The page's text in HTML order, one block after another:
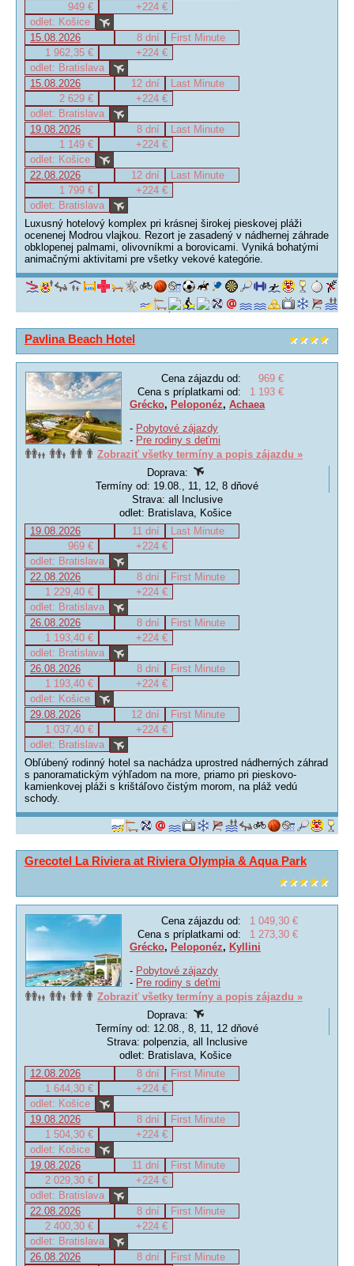
949 €
+224 €
odlet: Košice
15.08.2026
8 dní
First Minute
1 962,35 €
+224 €
odlet: Bratislava
15.08.2026
12 dní
Last Minute
2 629 €
+224 €
odlet: Bratislava
19.08.2026
8 dní
Last Minute
1 149 €
+224 €
odlet: Košice
22.08.2026
12 dní
Last Minute
1 799 €
+224 €
odlet: Bratislava
Luxusný hotelový komplex pri krásnej širokej pieskovej pláži
ocenenej Modrou vlajkou. Rezort je zasadený v nádhernej záhrade
obklopenej palmami, olivovníkmi a borovicami. Vyniká bohatými
animačnými aktivitami pre všetky vekové kategórie.
Pavlina Beach Hotel
Cena zájazdu od:
969 €
Cena s príplatkami od:
1 193 €
Grécko, Peloponéz, Achaea
- Pobytové zájazdy
- Pre rodiny s deťmi
Zobraziť všetky termíny a popis zájazdu »
Doprava:
Termíny od: 19.08., 11, 12, 8 dňové
Strava: all Inclusive
odlet: Bratislava, Košice
19.08.2026
11 dní
Last Minute
969 €
+224 €
odlet: Bratislava
22.08.2026
8 dní
First Minute
1 229,40 €
+224 €
odlet: Bratislava
26.08.2026
8 dní
First Minute
1 193,40 €
+224 €
odlet: Bratislava
26.08.2026
8 dní
First Minute
1 193,40 €
+224 €
odlet: Košice
29.08.2026
12 dní
First Minute
1 037,40 €
+224 €
odlet: Bratislava
Obľúbený rodinný hotel sa nachádza uprostred nádherných záhrad
s panoramatickým výhľadom na more, priamo pri pieskovo-
kamienkovej pláži s krištáľovo čistým morom, na pláž vedú
schody.
Grecotel La Riviera at Riviera Olympia & Aqua Park
Cena zájazdu od:
1 049,30 €
Cena s príplatkami od:
1 273,30 €
Grécko, Peloponéz, Kyllini
- Pobytové zájazdy
- Pre rodiny s deťmi
Zobraziť všetky termíny a popis zájazdu »
Doprava:
Termíny od: 12.08., 8, 11, 12 dňové
Strava: polpenzia, all Inclusive
odlet: Bratislava, Košice
12.08.2026
8 dní
First Minute
1 644,30 €
+224 €
odlet: Košice
19.08.2026
8 dní
First Minute
1 504,30 €
+224 €
odlet: Košice
19.08.2026
11 dní
First Minute
2 029,30 €
+224 €
odlet: Bratislava
22.08.2026
8 dní
First Minute
2 400,30 €
+224 €
odlet: Bratislava
26.08.2026
8 dní First Minute